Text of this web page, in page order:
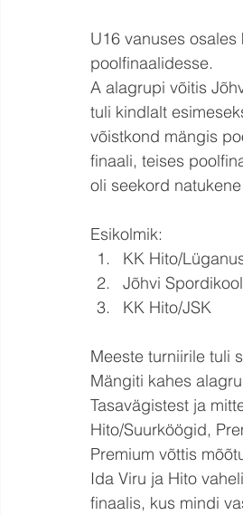
U16 vanuses
poolfinaalidesse.
A alagrupi võitis
tuli kindlalt
võistkond mängis
finaali, teises
oli seekord
Esikolmik:
KK Hito/
Jõhvi Spordikool
KK Hito/JSK
Meeste turniirile tuli
Mängiti kahes
Tasavägistest ja
Hito/Suurköögid,
Premium võttis
Ida Viru ja Hito
finaalis, kus mindi